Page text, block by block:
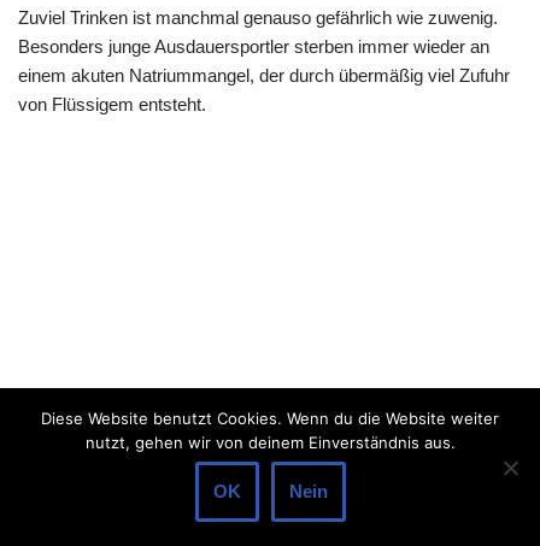
Zuviel Trinken ist manchmal genauso gefährlich wie zuwenig.
Besonders junge Ausdauersportler sterben immer wieder an
einem akuten Natriummangel, der durch übermäßig viel Zufuhr
von Flüssigem entsteht.
| Präsentiert vonWordPress
Diese Website benutzt Cookies. Wenn du die Website weiter
nutzt, gehen wir von deinem Einverständnis aus.
OK Nein